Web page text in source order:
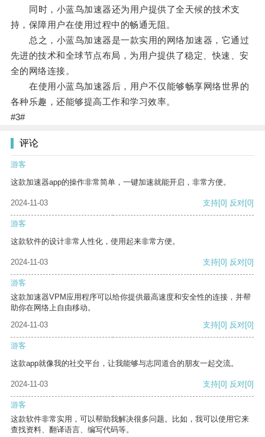
同时，小蓝鸟加速器还为用户提供了全天候的技术支
持，保障用户在使用过程中的畅通无阻。
总之，小蓝鸟加速器是一款实用的网络加速器，它通过
先进的技术和全球节点布局，为用户提供了稳定、快速、安
全的网络连接。
在使用小蓝鸟加速器后，用户不仅能够畅享网络世界的
各种乐趣，还能够提高工作和学习效率。
#3#
评论
游客
这款加速器app的操作非常简单，一键加速就能开启，非常方便。
2024-11-03 支持[0] 反对[0]
游客
这款软件的设计非常人性化，使用起来非常方便。
2024-11-03 支持[0] 反对[0]
游客
这款加速器VPM应用程序可以给你提供最高速度和安全性的连接，并帮
助你在网络上自由移动。
2024-11-03
支持[0] 反对[0]
游客
这款app就像我的社交平台，让我能够与志同道合的朋友一起交流。
2024-11-03 支持[0] 反对[0]
游客
这款软件非常实用，可以帮助我解决很多问题。比如，我可以使用它来
查找资料、翻译语言、编写代码等。